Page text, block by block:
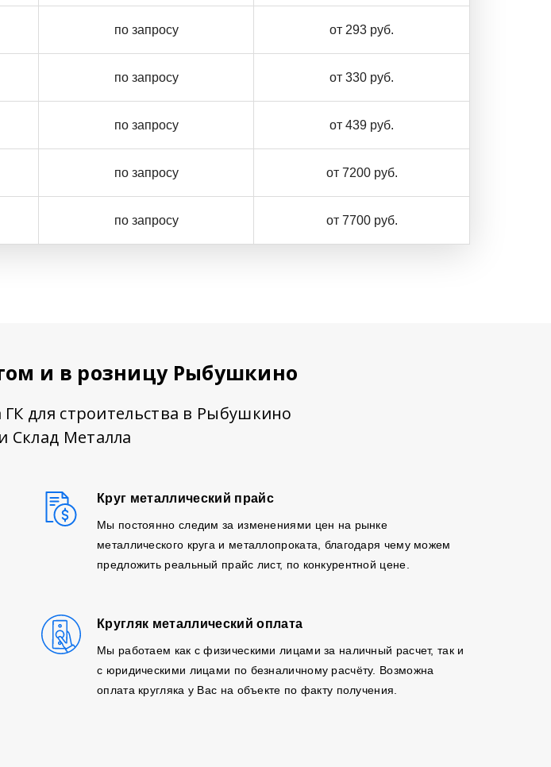
по запросу от 293 руб.
по запросу от 330 руб.
по запросу от 439 руб.
по запросу от 7200 руб.
по запросу от 7700 руб.
и в розницу Рыбушкино
ГК для строительства в Рыбушкино
Склад Металла
Круг металлический прайс
Мы постоянно следим за изменениями цен на рынке
металлического круга и металлопроката, благодаря чему можем
предложить реальный прайс лист, по конкурентной цене.
Кругляк металлический оплата
Мы работаем как с физическими лицами за наличный расчет, так и
с юридическими лицами по безналичному расчёту. Возможна
оплата кругляка у Вас на объекте по факту получения.